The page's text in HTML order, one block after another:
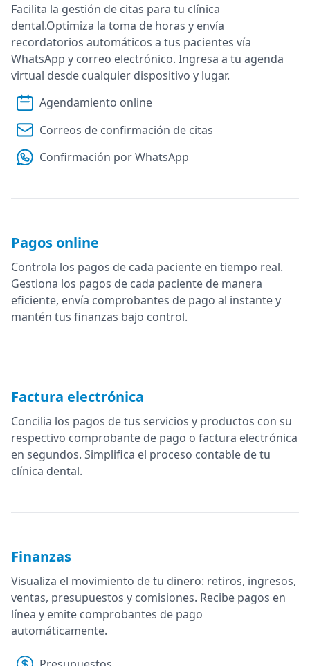
Facilita la gestión de citas para tu clínica
dental.Optimiza la toma de horas y envía
recordatorios automáticos a tus pacientes vía
WhatsApp y correo electrónico. Ingresa a tu agenda
virtual desde cualquier dispositivo y lugar.
Agendamiento online
Correos de confirmación de citas
Confirmación por WhatsApp
Pagos online
Controla los pagos de cada paciente en tiempo real.
Gestiona los pagos de cada paciente de manera
eficiente, envía comprobantes de pago al instante y
mantén tus finanzas bajo control.
Factura electrónica
Concilia los pagos de tus servicios y productos con su
respectivo comprobante de pago o factura electrónica
en segundos. Simplifica el proceso contable de tu
clínica dental.
Finanzas
Visualiza el movimiento de tu dinero: retiros, ingresos,
ventas, presupuestos y comisiones. Recibe pagos en
línea y emite comprobantes de pago
automáticamente.